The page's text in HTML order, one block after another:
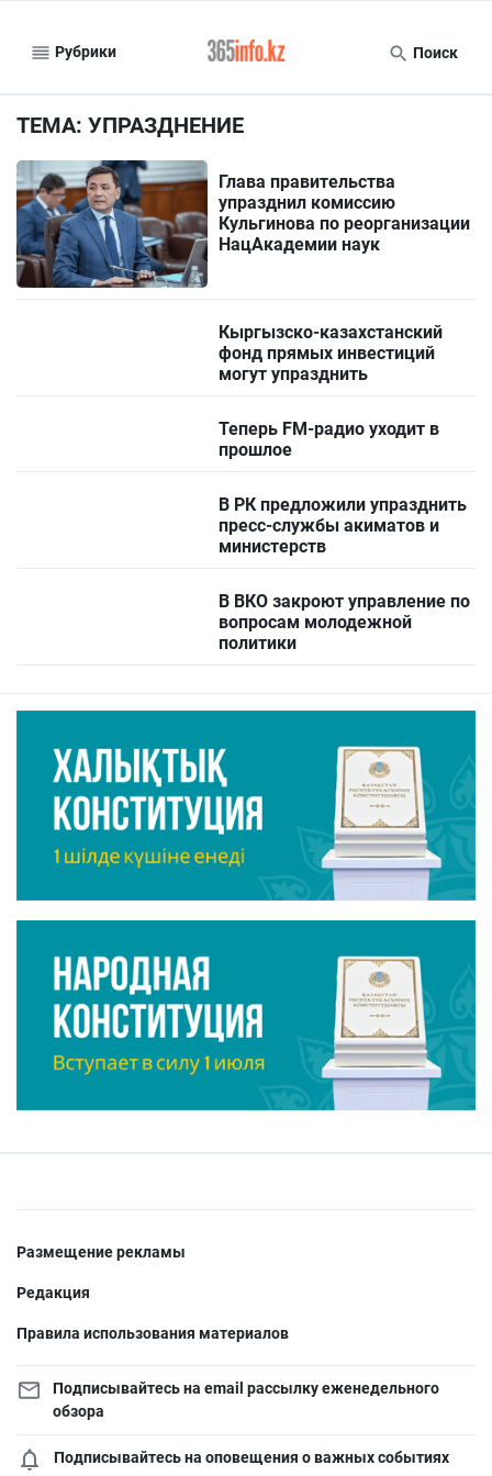
Рубрики Поиск
ТЕМА: УПРАЗДНЕНИЕ
Глава правительства
упразднил комиссию
Кульгинова по реорганизации
НацАкадемии наук
Кыргызско-казахстанский
фонд прямых инвестиций
могут упразднить
Теперь FM-радио уходит в
прошлое
В РК предложили упразднить
пресс-службы акиматов и
министерств
В ВКО закроют управление по
вопросам молодежной
политики
Размещение рекламы
Редакция
Правила использования материалов
Подписывайтесь на email рассылку еженедельного
обзора
Подписывайтесь на оповещения о важных событиях